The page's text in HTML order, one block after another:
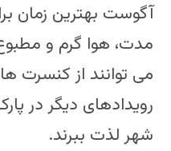
آگوست بهترین زمان
مدت، هوا گرم و
می توانند از کنسرت
رویدادهای دیگر در
شهر لذت ببرند.